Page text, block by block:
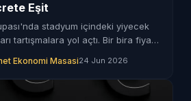
Eşit
stadyum içindeki yiyecek
tartışmalara yol açtı. Bir bira fiyatı
Ekonomi Masasi24 Jun 2026